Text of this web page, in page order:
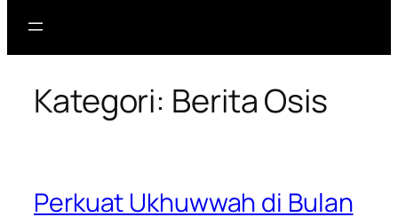
Kategori: Berita Osis
Perkuat Ukhuwwah di Bulan